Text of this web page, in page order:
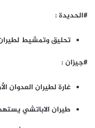
#الحديدة :
تحليق وتمشيط
#جيزان :
غارة لطيران العدوان
طيران الاباتشي